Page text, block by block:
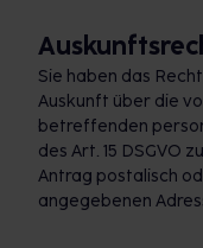
Sie haben das
Auskunft über die
betreffenden
des Art. 15 DSGVO
Antrag postalisch
angegebenen